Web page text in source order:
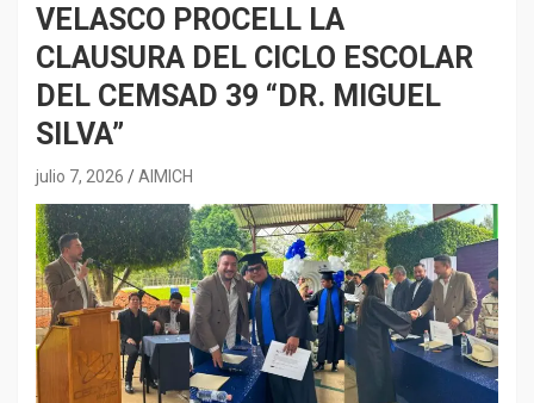
VELASCO PROCELL LA
CLAUSURA DEL CICLO ESCOLAR
DEL CEMSAD 39 “DR. MIGUEL
SILVA”
julio 7, 2026 AIMICH